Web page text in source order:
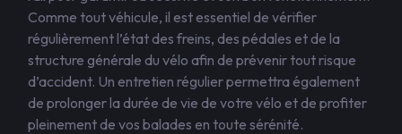
Comme tout véhicule, il est essentiel de vérifier
régulièrement l’état des freins, des pédales et de la
structure générale du vélo afin de prévenir tout risque
d’accident. Un entretien régulier permettra également
de prolonger la durée de vie de votre vélo et de profiter
pleinement de vos balades en toute sérénité.